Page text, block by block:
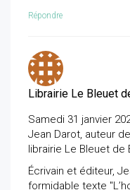
Répondre
Librairie Le Bleuet
Samedi 31 janvier
Jean Darot, auteur
librairie Le Bleuet de
Écrivain et éditeur,
formidable texte